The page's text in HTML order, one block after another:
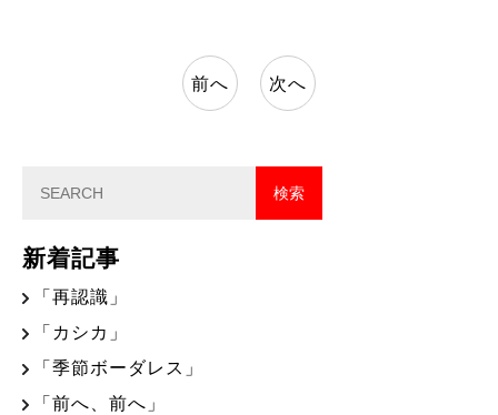
前へ 次へ
新着記事
「再認識」
「カシカ」
「季節ボーダレス」
「前へ、前へ」